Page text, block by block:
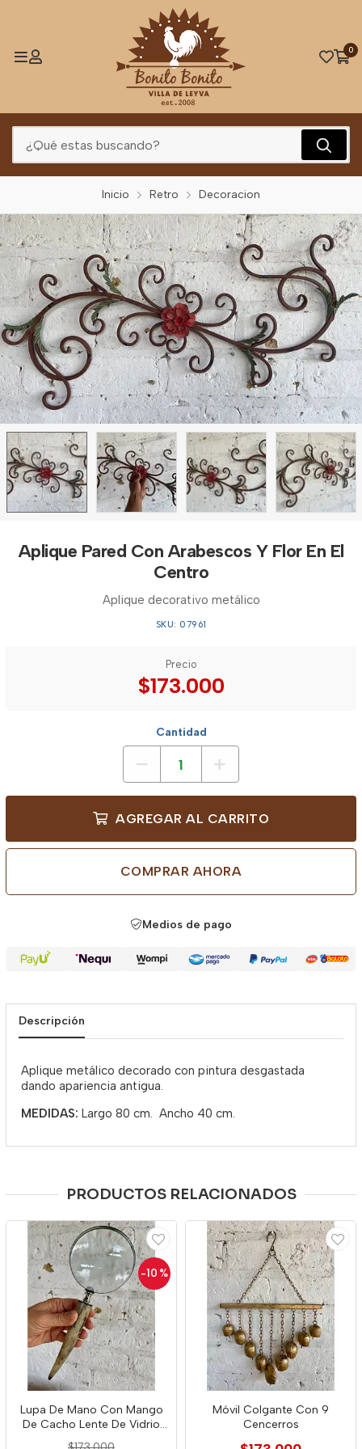
0
Inicio Retro Decoracion
Aplique Pared Con Arabescos Y Flor En El
Centro
Aplique decorativo metálico
SKU: 07961
Precio
$173.000
Cantidad
AGREGAR AL CARRITO
COMPRAR AHORA
Medios de pago
Descripción
Aplique metálico decorado con pintura desgastada
dando apariencia antigua.
MEDIDAS: Largo 80 cm. Ancho 40 cm.
PRODUCTOS RELACIONADOS
-10 %
Lupa De Mano Con Mango
De Cacho Lente De Vidrio
Móvil Colgante Con 9
Cencerros